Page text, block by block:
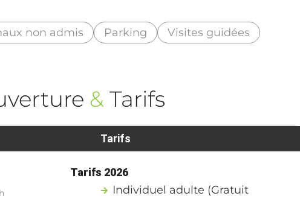
non admis Parking Visites guidées
& Tarifs
Tarifs
Tarifs 2026
Individuel adulte (Gratuit